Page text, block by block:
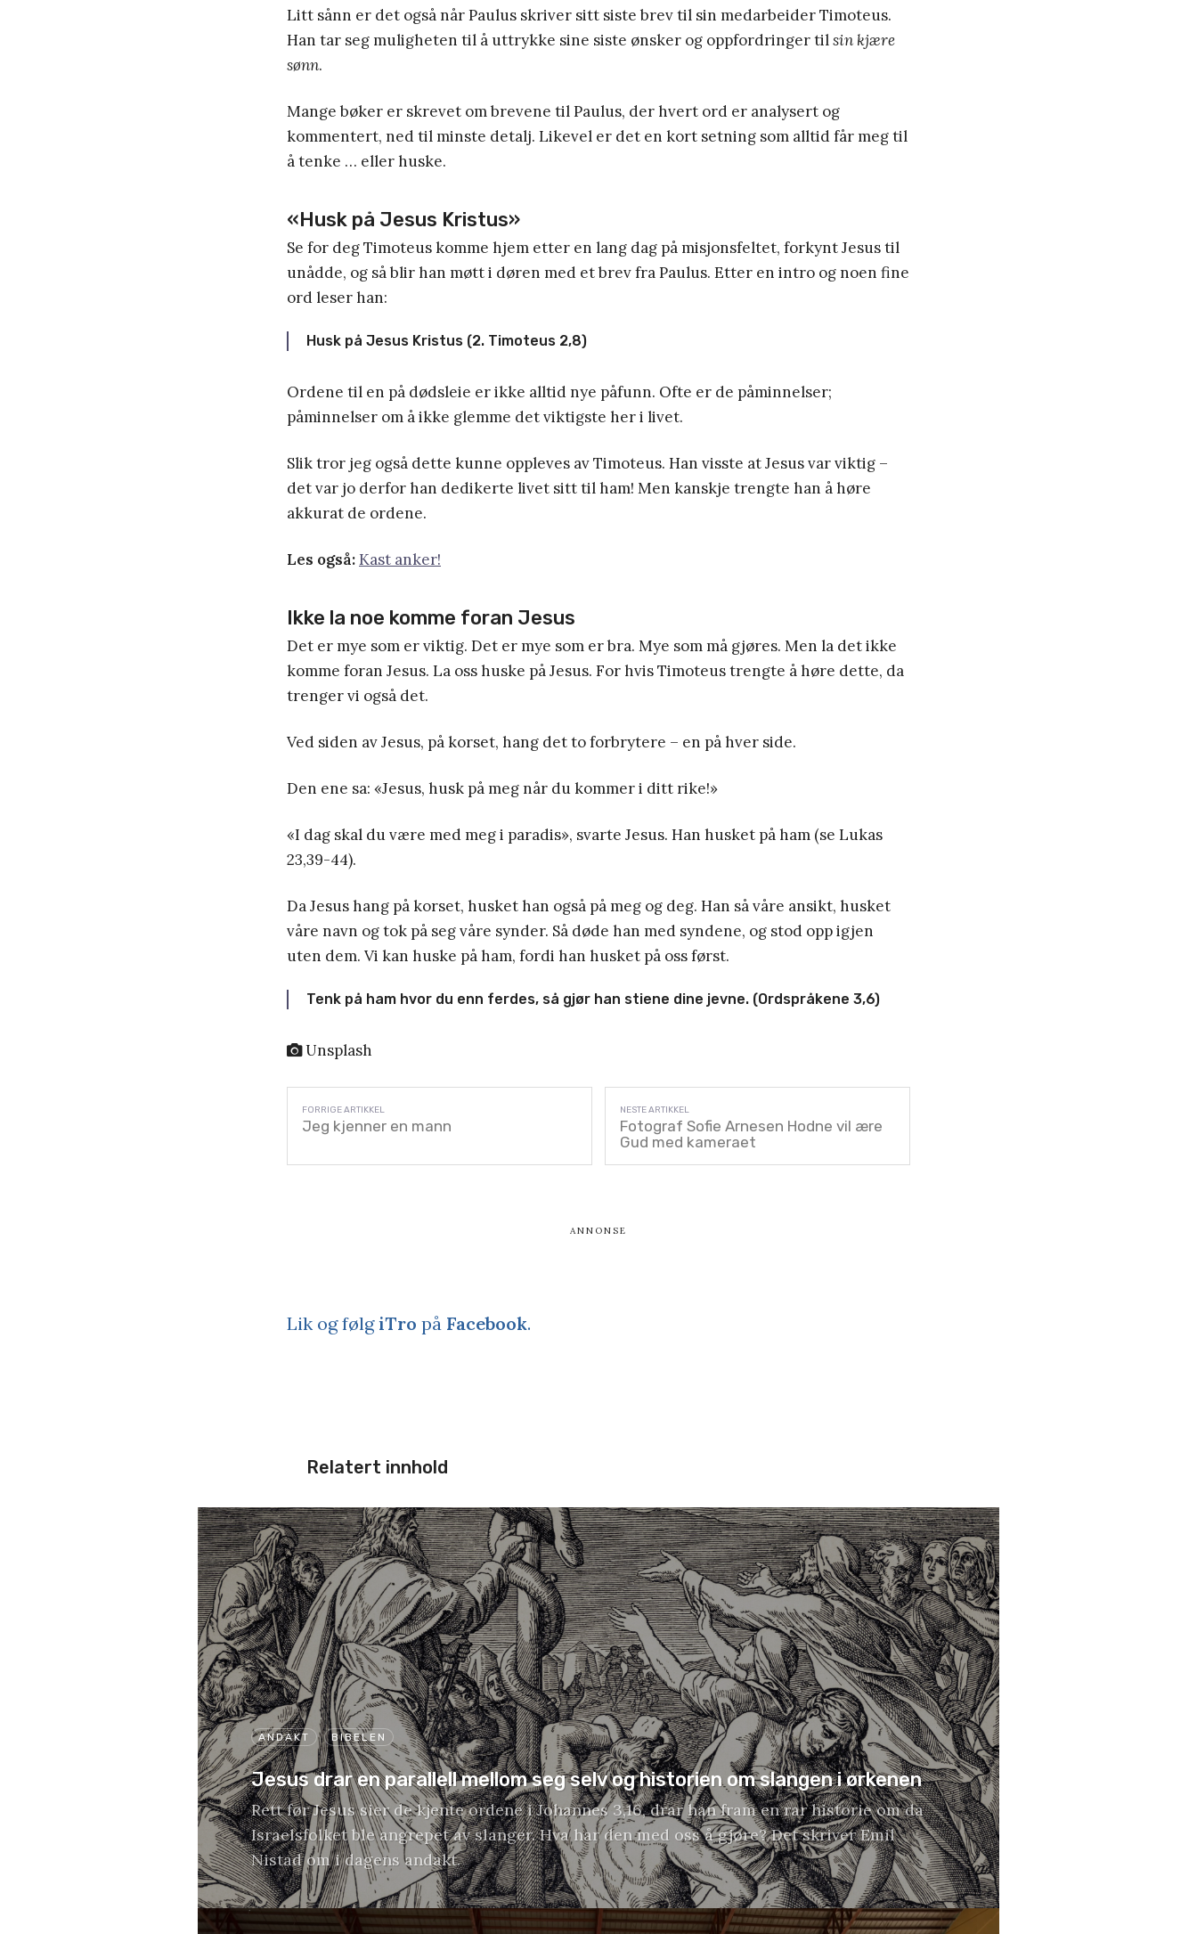
Litt sånn er det også når Paulus skriver sitt siste brev til sin medarbeider Timoteus.
Han tar seg muligheten til å uttrykke sine siste ønsker og oppfordringer tilsin kjære
sønn.
Mange bøker er skrevet om brevene til Paulus, der hvert ord er analysert og
kommentert, ned til minste detalj. Likevel er det en kort setning som alltid får meg til
å tenke … eller huske.
«Husk på Jesus Kristus»
Se for deg Timoteus komme hjem etter en lang dag på misjonsfeltet, forkynt Jesus til
unådde, og så blir han møtt i døren med et brev fra Paulus. Etter en intro og noen fine
ord leser han:
Husk på Jesus Kristus (2. Timoteus 2,8)
Ordene til en på dødsleie er ikke alltid nye påfunn. Ofte er de påminnelser;
påminnelser om å ikke glemme det viktigste her i livet.
Slik tror jeg også dette kunne oppleves av Timoteus. Han visste at Jesus var viktig –
det var jo derfor han dedikerte livet sitt til ham! Men kanskje trengte han å høre
akkurat de ordene.
Les også: Kast anker!
Ikke la noe komme foran Jesus
Det er mye som er viktig. Det er mye som er bra. Mye som må gjøres. Men la det ikke
komme foran Jesus. La oss huske på Jesus. For hvis Timoteus trengte å høre dette, da
trenger vi også det.
Ved siden av Jesus, på korset, hang det to forbrytere – en på hver side.
Den ene sa: «Jesus, husk på meg når du kommer i ditt rike!»
«I dag skal du være med meg i paradis», svarte Jesus. Han husket på ham (se Lukas
23,39-44).
Da Jesus hang på korset, husket han også på meg og deg. Han så våre ansikt, husket
våre navn og tok på seg våre synder. Så døde han med syndene, og stod opp igjen
uten dem. Vi kan huske på ham, fordi han husket på oss først.
Tenk på ham hvor du enn ferdes, så gjør han stiene dine jevne. (Ordspråkene 3,6)
Unsplash
Jeg kjenner en mann
Fotograf Sofie Arnesen Hodne vil ære
Gud med kameraet
Lik og følgiTro på Facebook.
Relatert innhold
ANDAKT BIBELEN
Jesus drar en parallell mellom seg selv og historien om slangen i ørkenen
Rett før Jesus sier de kjente ordene i Johannes 3,16, drar han fram en rar historie om da
Israelsfolket ble angrepet av slanger. Hva har den med oss å gjøre? Det skriver Emil
Nistad om i dagens andakt.